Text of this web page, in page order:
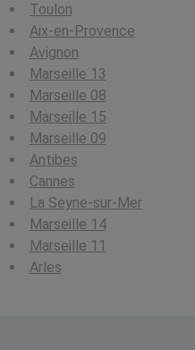
Toulon
Aix-en-Provence
Avignon
Marseille 13
Marseille 08
Marseille 15
Marseille 09
Antibes
Cannes
La Seyne-sur-Mer
Marseille 14
Marseille 11
Arles